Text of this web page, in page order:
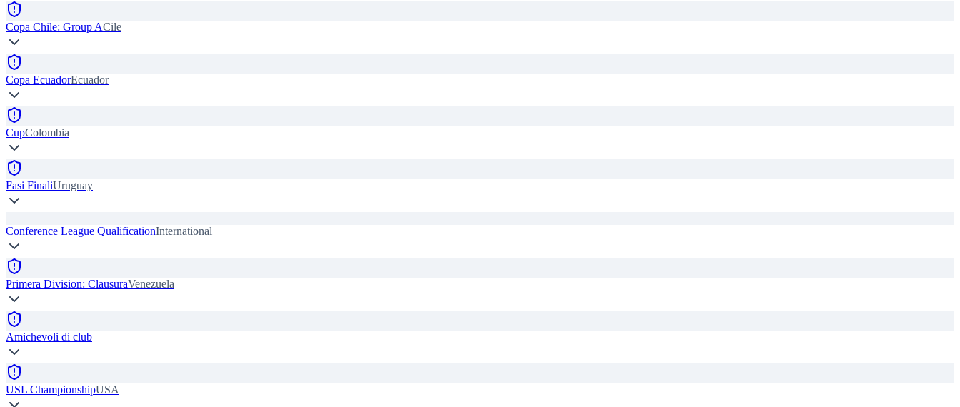
Copa Chile: Group ACile
Copa EcuadorEcuador
CupColombia
Fasi FinaliUruguay
Conference League QualificationInternational
Primera Division: ClausuraVenezuela
Amichevoli di club
USL ChampionshipUSA